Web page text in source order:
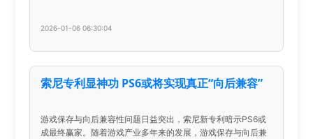
2026-01-06 06:30:04
索尼专利显神功 PS6或将实现真正“向后兼容”
游戏保存与向后兼容性问题日益突出，索尼新专利暗示PS6或
成最终赢家。随着游戏产业多年来的发展，游戏保存与向后兼